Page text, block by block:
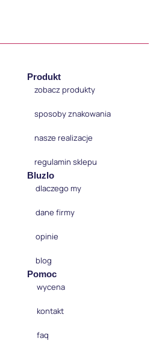
Produkt
zobacz produkty
sposoby znakowania
nasze realizacje
regulamin sklepu
Bluzlo
dlaczego my
dane firmy
opinie
blog
Pomoc
wycena
kontakt
faq